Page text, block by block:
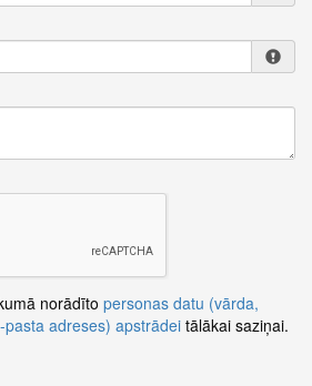
norādīto personas datu (vārda,
adreses) apstrādei tālākai saziņai.